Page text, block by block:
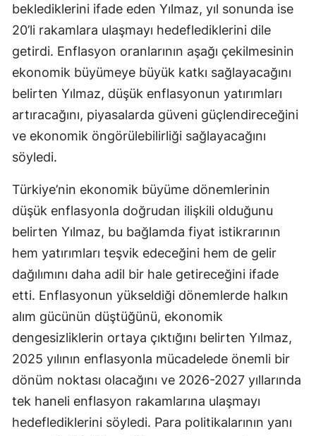
Hatay
Isparta
Mersin
İstanbul
İzmir
Kastamonu
Kayseri
Kırklareli
Kırşehir
Konya
Kütahya
Malatya
Manisa
beklediklerini ifade eden Yılmaz, yıl sonunda ise
20’li rakamlara ulaşmayı hedeflediklerini dile
getirdi. Enflasyon oranlarının aşağı çekilmesinin
ekonomik büyümeye büyük katkı sağlayacağını
belirten Yılmaz, düşük enflasyonun yatırımları
artıracağını, piyasalarda güveni güçlendireceğini
ve ekonomik öngörülebilirliği sağlayacağını
söyledi.
Türkiye’nin ekonomik büyüme dönemlerinin
düşük enflasyonla doğrudan ilişkili olduğunu
belirten Yılmaz, bu bağlamda fiyat istikrarının
hem yatırımları teşvik edeceğini hem de gelir
dağılımını daha adil bir hale getireceğini ifade
etti. Enflasyonun yükseldiği dönemlerde halkın
alım gücünün düştüğünü, ekonomik
dengesizliklerin ortaya çıktığını belirten Yılmaz,
2025 yılının enflasyonla mücadelede önemli bir
dönüm noktası olacağını ve 2026-2027 yıllarında
tek haneli enflasyon rakamlarına ulaşmayı
hedeflediklerini söyledi. Para politikalarının yanı